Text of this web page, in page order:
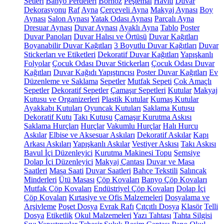
Dekorasyonu Raf Ayna Çerçeveli Ayna Makyaj Aynası Boy
Aynası Salon Aynası Yatak Odası Aynası Parçalı Ayna
Dresuar Aynası Duvar Aynası Ayaklı Ayna Tablo Poster
Duvar Panoları Duvar Halısı ve Örtüsü Duvar Kağıtları
Boyanabilir Duvar Kağıtları 3 Boyutlu Duvar Kağıtları Duvar
Stickerları ve Etiketleri Dekoratif Duvar Kağıtları Yapışkanlı
Folyolar Çocuk Odası Duvar Stickerları Çocuk Odası Duvar
Kağıtları Duvar Kağıdı Yapıştırıcısı Poster Duvar Kağıtları Ev
Düzenleme ve Saklama Sepetler Mutfak Sepeti Çok Amaçlı
Sepetler Dekoratif Sepetler Çamaşır Sepetleri Kutular Makyaj
Kutusu ve Organizerleri Plastik Kutular Kumaş Kutular
Ayakkabı Kutuları Oyuncak Kutuları Saklama Kutusu
Dekoratif Kutu Takı Kutusu Çamaşır Kurutma Askısı
Saklama Hurçları Hurçlar Vakumlu Hurçlar Halı Hurcu
Askılar Elbise ve Aksesuar Askıları Dekoratif Askılar Kapı
Arkası Askıları Yapışkanlı Askılar Vestiyer Askısı Takı Askısı
Bavul İçi Düzenleyici Kurutma Makinesi Topu Şemsiye
Dolap İçi Düzenleyici Makyaj Çantası Duvar ve Masa
Saatleri Masa Saati Duvar Saatleri Bahçe Tekstili Salıncak
Minderleri Ütü Masası Çöp Kovaları Banyo Çöp Kovaları
Mutfak Çöp Kovaları Endüstriyel Çöp Kovaları Dolap İçi
Çöp Kovaları Kırtasiye ve Ofis Malzemeleri Dosyalama ve
Arşivleme Poşet Dosya Evrak Rafı Çıtçıtlı Dosya Klasör Telli
Dosya Etiketlik Okul Malzemeleri Yazı Tahtası Tahta Silgisi